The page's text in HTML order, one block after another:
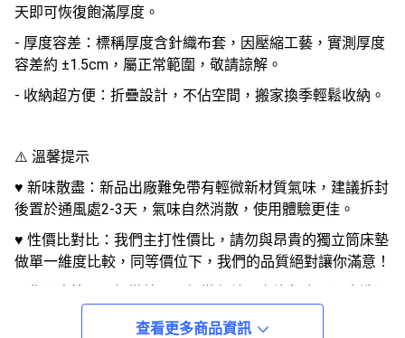
天即可恢復飽滿厚度。
- 厚度容差：標稱厚度含針織布套，因壓縮工藝，實測厚度
容差約 ±1.5cm，屬正常範圍，敬請諒解。
- 收納超方便：折疊設計，不佔空間，搬家換季輕鬆收納。
⚠️ 溫馨提示
♥ 新味散盡：新品出廠難免帶有輕微新材質氣味，建議拆封
後置於通風處2-3天，氣味自然消散，使用體驗更佳。
♥ 性價比對比：我們主打性價比，請勿與昂貴的獨立筒床墊
做單一維度比較，同等價位下，我們的品質絕對讓你滿意！
查看更多商品資訊